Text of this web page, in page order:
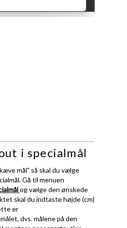
i specialmål
mål" så skal du vælge
Gå til menuen
og vælge den ønskede
skal du indtaste højde (cm)
er
dvs. målene på den